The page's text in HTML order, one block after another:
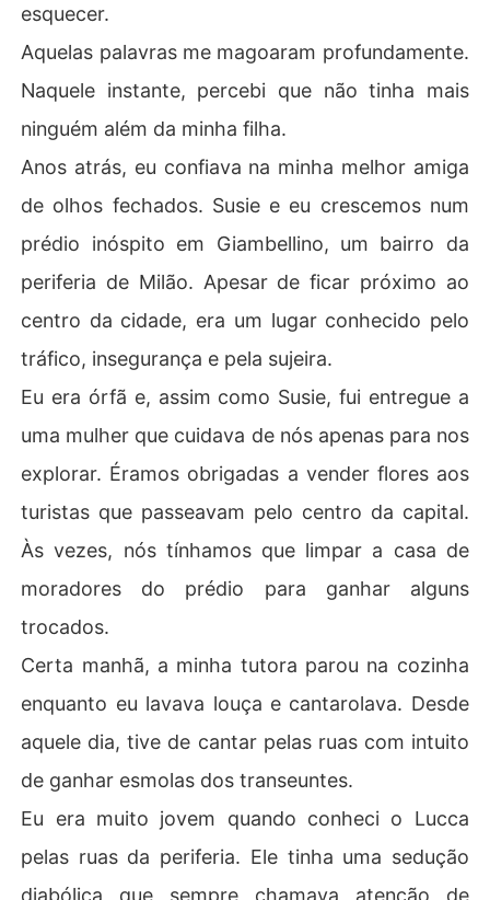
esquecer.
Aquelas palavras me magoaram profundamente.
Naquele instante, percebi que não tinha mais
ninguém além da minha filha.
Anos atrás, eu confiava na minha melhor amiga
de olhos fechados. Susie e eu crescemos num
prédio inóspito em Giambellino, um bairro da
periferia de Milão. Apesar de ficar próximo ao
centro da cidade, era um lugar conhecido pelo
tráfico, insegurança e pela sujeira.
Eu era órfã e, assim como Susie, fui entregue a
uma mulher que cuidava de nós apenas para nos
explorar. Éramos obrigadas a vender flores aos
turistas que passeavam pelo centro da capital.
Às vezes, nós tínhamos que limpar a casa de
moradores do prédio para ganhar alguns
trocados.
Certa manhã, a minha tutora parou na cozinha
enquanto eu lavava louça e cantarolava. Desde
aquele dia, tive de cantar pelas ruas com intuito
de ganhar esmolas dos transeuntes.
Eu era muito jovem quando conheci o Lucca
pelas ruas da periferia. Ele tinha uma sedução
diabólica que sempre chamava atenção de